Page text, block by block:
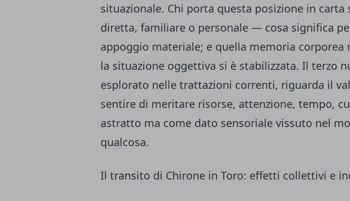
situazionale. Chi porta questa posizione in
diretta, familiare o personale — cosa significa
appoggio materiale; e quella memoria corporea
la situazione oggettiva si è stabilizzata. Il terzo
esplorato nelle trattazioni correnti, riguarda il
sentire di meritare risorse, attenzione, tempo,
astratto ma come dato sensoriale vissuto nel
qualcosa.
Il transito di Chirone in Toro: effetti collettivi e